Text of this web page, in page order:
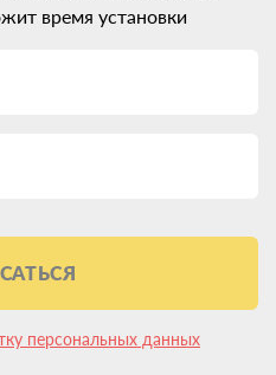
время установки
персональных данных